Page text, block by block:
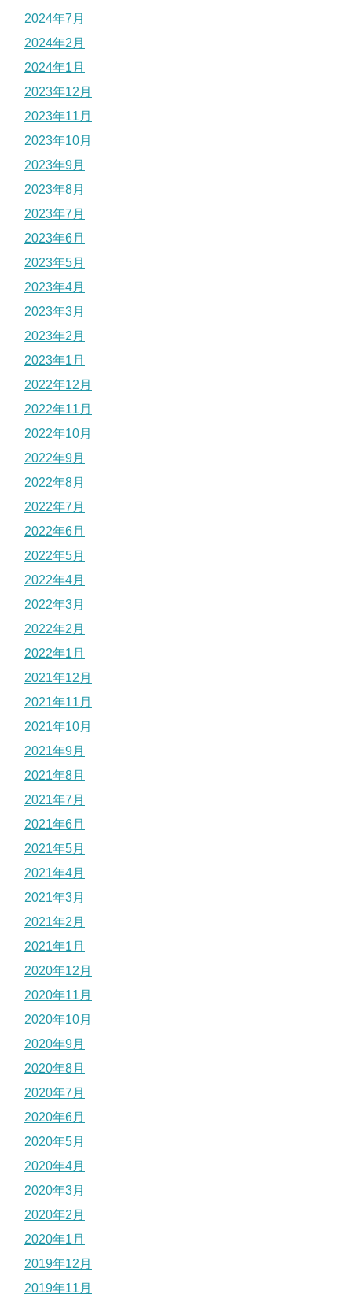
2024年7月
2024年2月
2024年1月
2023年12月
2023年11月
2023年10月
2023年9月
2023年8月
2023年7月
2023年6月
2023年5月
2023年4月
2023年3月
2023年2月
2023年1月
2022年12月
2022年11月
2022年10月
2022年9月
2022年8月
2022年7月
2022年6月
2022年5月
2022年4月
2022年3月
2022年2月
2022年1月
2021年12月
2021年11月
2021年10月
2021年9月
2021年8月
2021年7月
2021年6月
2021年5月
2021年4月
2021年3月
2021年2月
2021年1月
2020年12月
2020年11月
2020年10月
2020年9月
2020年8月
2020年7月
2020年6月
2020年5月
2020年4月
2020年3月
2020年2月
2020年1月
2019年12月
2019年11月